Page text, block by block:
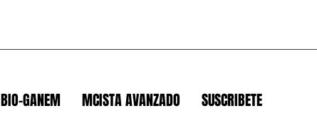
BIO-GANEM MCISTA AVANZADO SUSCRIBETE